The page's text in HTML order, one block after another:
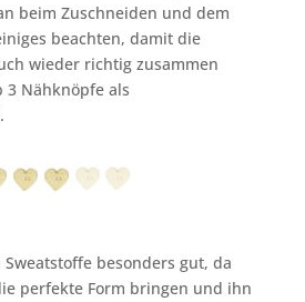
beim Zuschneiden und dem
beachten, damit die
wieder richtig zusammen
3 Nähknöpfe als
besonders gut, da
perfekte Form bringen und ihn